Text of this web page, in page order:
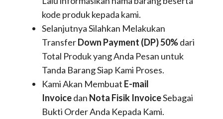
kode produk kepada kami.
Selanjutnya Silahkan Melakukan
TransferDown Payment (DP) 50%dari
Total Produk yang Anda Pesan untuk
Tanda Barang Siap Kami Proses.
Kami Akan Membuat E-mail
Invoicedan Nota Fisik InvoiceSebagai
Bukti Order Anda Kepada Kami.